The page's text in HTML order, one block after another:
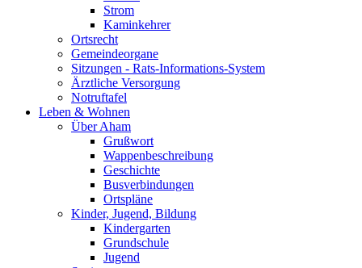
Strom
Kaminkehrer
Ortsrecht
Gemeindeorgane
Sitzungen - Rats-Informations-System
Ärztliche Versorgung
Notruftafel
Leben & Wohnen
Über Aham
Grußwort
Wappenbeschreibung
Geschichte
Busverbindungen
Ortspläne
Kinder, Jugend, Bildung
Kindergarten
Grundschule
Jugend